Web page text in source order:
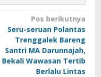
Pos berikutnya
Seru-seruan Polantas
Trenggalek Bareng
Santri MA Darunnajah,
Bekali Wawasan Tertib
Berlalu Lintas